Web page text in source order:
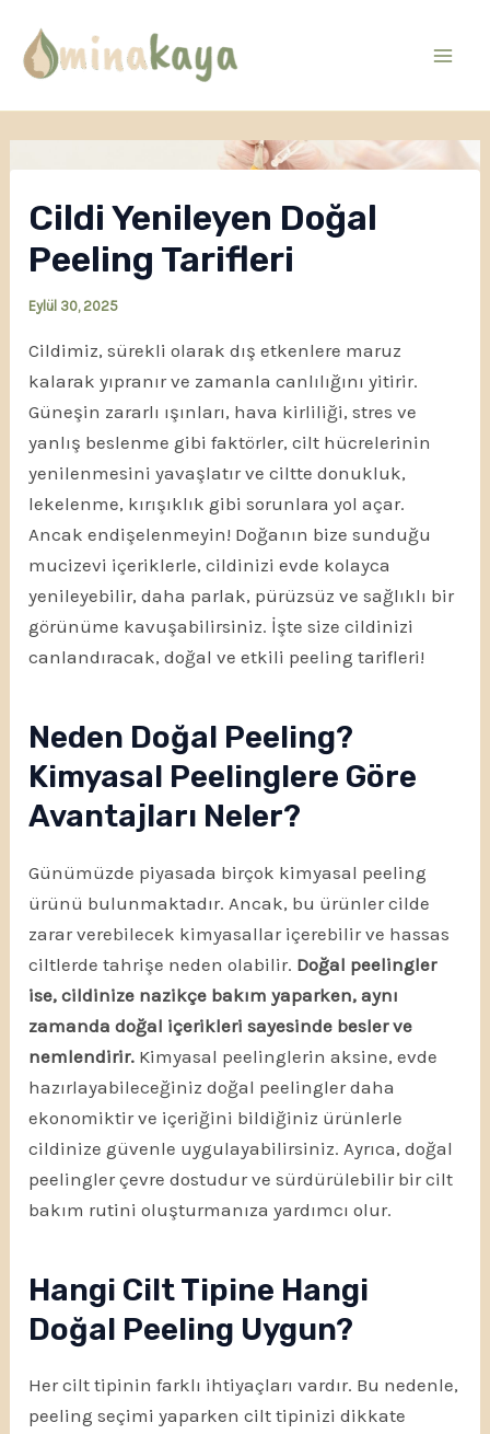
atla
Cildi Yenileyen Doğal
Peeling Tarifleri
Eylül 30, 2025
Cildimiz, sürekli olarak dış etkenlere maruz
kalarak yıpranır ve zamanla canlılığını yitirir.
Güneşin zararlı ışınları, hava kirliliği, stres ve
yanlış beslenme gibi faktörler, cilt hücrelerinin
yenilenmesini yavaşlatır ve ciltte donukluk,
lekelenme, kırışıklık gibi sorunlara yol açar.
Ancak endişelenmeyin! Doğanın bize sunduğu
mucizevi içeriklerle, cildinizi evde kolayca
yenileyebilir, daha parlak, pürüzsüz ve sağlıklı bir
görünüme kavuşabilirsiniz. İşte size cildinizi
canlandıracak, doğal ve etkili peeling tarifleri!
Neden Doğal Peeling?
Kimyasal Peelinglere Göre
Avantajları Neler?
Günümüzde piyasada birçok kimyasal peeling
ürünü bulunmaktadır. Ancak, bu ürünler cilde
zarar verebilecek kimyasallar içerebilir ve hassas
ciltlerde tahrişe neden olabilir. Doğal peelingler
ise, cildinize nazikçe bakım yaparken, aynı
zamanda doğal içerikleri sayesinde besler ve
nemlendirir. Kimyasal peelinglerin aksine, evde
hazırlayabileceğiniz doğal peelingler daha
ekonomiktir ve içeriğini bildiğiniz ürünlerle
cildinize güvenle uygulayabilirsiniz. Ayrıca, doğal
peelingler çevre dostudur ve sürdürülebilir bir cilt
bakım rutini oluşturmanıza yardımcı olur.
Hangi Cilt Tipine Hangi
Doğal Peeling Uygun?
Her cilt tipinin farklı ihtiyaçları vardır. Bu nedenle,
peeling seçimi yaparken cilt tipinizi dikkate